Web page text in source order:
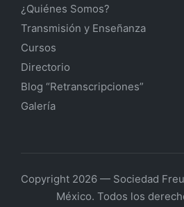
¿Quiénes Somos?
Transmisión y Enseñanza
Cursos
Directorio
Blog “Retranscripciones”
Galería
Copyright 2026 — Sociedad
México. Todos los